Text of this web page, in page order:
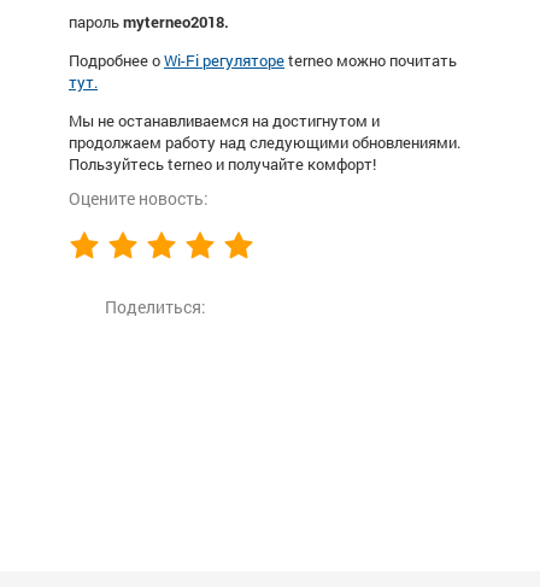
парольmyterneo2018.
Подробнее оWi-Fi регулятореterneo можно почитать
тут.
Мы не останавливаемся на достигнутом и
продолжаем работу над следующими обновлениями.
Пользуйтесь terneo и получайте комфорт!
Оцените новость:
Поделиться: